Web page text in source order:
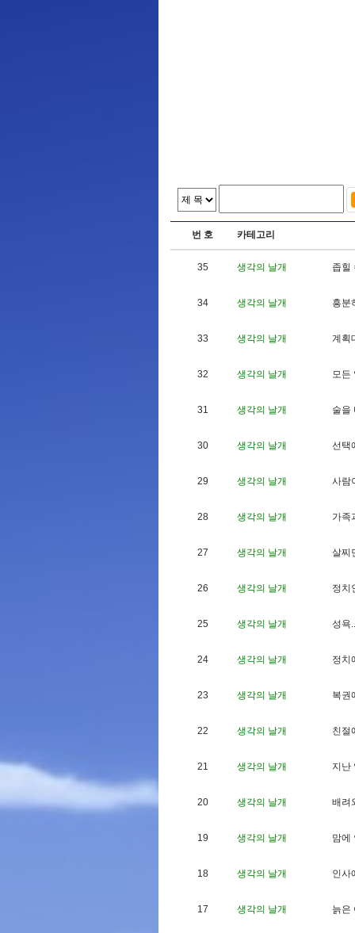
번 호 카테고리
35 생각의 날개 좁힐
34 생각의 날개 흥분
33 생각의 날개 계 획
32 생각의 날개 모든
31 생각의 날개 술을
30 생각의 날개 선 택
29 생각의 날개 사람
28 생각의 날개 가족
27 생각의 날개 살찌
26 생각의 날개 정치
25 생각의 날개 성욕..
24 생각의 날개 정치
23 생각의 날개 복권
22 생각의 날개 친절
21 생각의 날개 지 난
20 생각의 날개 배 려
19 생각의 날개 맘에
18 생각의 날개 인사
17 생각의 날개 늙은